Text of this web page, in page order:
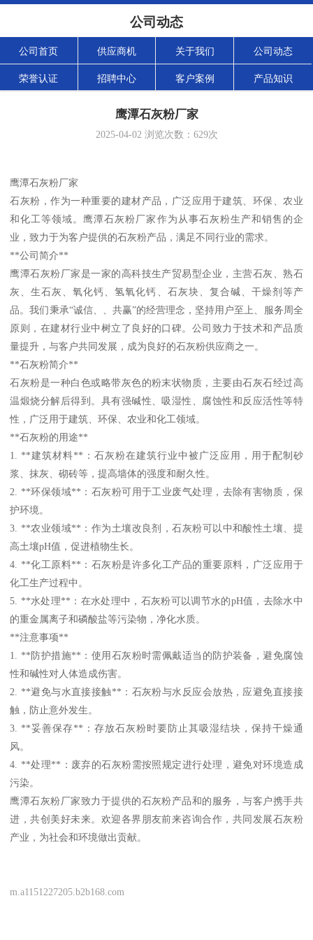
公司动态
公司首页 供应商机 关于我们 公司动态
荣誉认证 招聘中心 客户案例 产品知识
鹰潭石灰粉厂家
2025-04-02浏览次数： 629次
鹰潭石灰粉厂家
石灰粉，作为一种重要的建材产品，广泛应用于建筑、环保、农业
和化工等领域。鹰潭石灰粉厂家作为从事石灰粉生产和销售的企
业，致力于为客户提供的石灰粉产品，满足不同行业的需求。
**公司简介**
鹰潭石灰粉厂家是一家的高科技生产贸易型企业，主营石灰、熟石
灰、生石灰、氧化钙、氢氧化钙、石灰块、复合碱、干燥剂等产
品。我们秉承“诚信、、共赢”的经营理念，坚持用户至上、服务周全
原则，在建材行业中树立了良好的口碑。公司致力于技术和产品质
量提升，与客户共同发展，成为良好的石灰粉供应商之一。
**石灰粉简介**
石灰粉是一种白色或略带灰色的粉末状物质，主要由石灰石经过高
温煅烧分解后得到。具有强碱性、吸湿性、腐蚀性和反应活性等特
性，广泛用于建筑、环保、农业和化工领域。
**石灰粉的用途**
1. **建筑材料**：石灰粉在建筑行业中被广泛应用，用于配制砂
浆、抹灰、砌砖等，提高墙体的强度和耐久性。
2. **环保领域**：石灰粉可用于工业废气处理，去除有害物质，保
护环境。
3. **农业领域**：作为土壤改良剂，石灰粉可以中和酸性土壤、提
高土壤pH值，促进植物生长。
4. **化工原料**：石灰粉是许多化工产品的重要原料，广泛应用于
化工生产过程中。
5. **水处理**：在水处理中，石灰粉可以调节水的pH值，去除水中
的重金属离子和磷酸盐等污染物，净化水质。
**注意事项**
1. **防护措施**：使用石灰粉时需佩戴适当的防护装备，避免腐蚀
性和碱性对人体造成伤害。
2. **避免与水直接接触**：石灰粉与水反应会放热，应避免直接接
触，防止意外发生。
3. **妥善保存**：存放石灰粉时要防止其吸湿结块，保持干燥通
风。
4. **处理**：废弃的石灰粉需按照规定进行处理，避免对环境造成
污染。
鹰潭石灰粉厂家致力于提供的石灰粉产品和的服务，与客户携手共
进，共创美好未来。欢迎各界朋友前来咨询合作，共同发展石灰粉
产业，为社会和环境做出贡献。
m.a1151227205.b2b168.com